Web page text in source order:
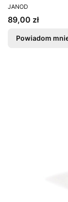
PRODUCENT
JANOD
Cena
89,00 zł
Powiadom